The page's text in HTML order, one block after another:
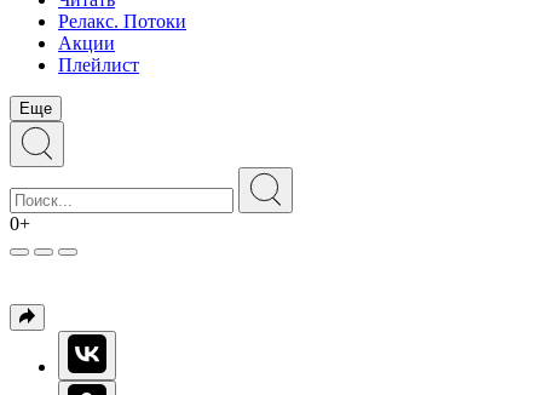
Релакс. Потоки
Акции
Плейлист
Еще
0+